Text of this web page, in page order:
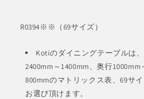
R0394※※（69サイズ）
Kotiのダイニングテーブルは
2400mm～1400mm、奥行1000mm
800mmのマトリックス表、69サ
お選び頂けます。